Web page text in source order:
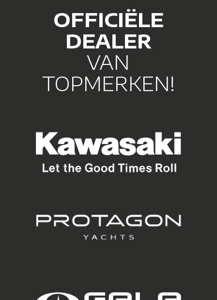
OFFICIËLE
DEALER
VAN
TOPMERKEN!